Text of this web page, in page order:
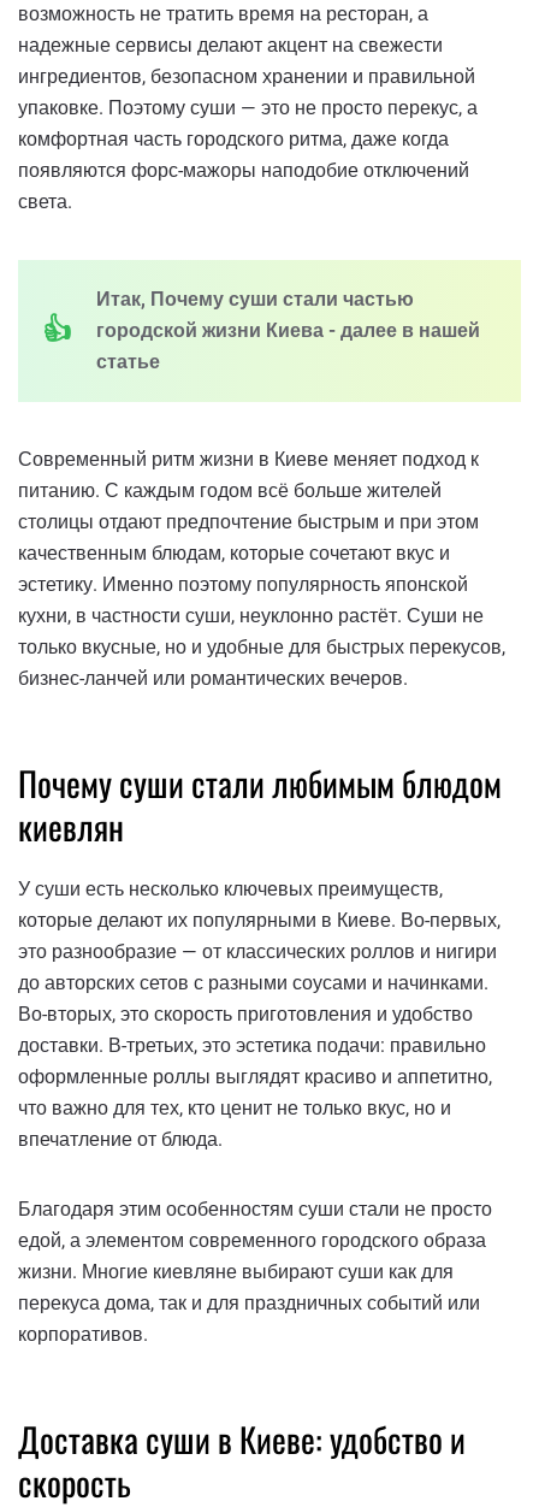
возможность не тратить время на ресторан, а
надежные сервисы делают акцент на свежести
ингредиентов, безопасном хранении и правильной
упаковке. Поэтому суши — это не просто перекус, а
комфортная часть городского ритма, даже когда
появляются форс-мажоры наподобие отключений
света.
Итак, Почему суши стали частью
городской жизни Киева - далее в нашей
статье
Современный ритм жизни в Киеве меняет подход к
питанию. С каждым годом всё больше жителей
столицы отдают предпочтение быстрым и при этом
качественным блюдам, которые сочетают вкус и
эстетику. Именно поэтому популярность японской
кухни, в частности суши, неуклонно растёт. Суши не
только вкусные, но и удобные для быстрых перекусов,
бизнес-ланчей или романтических вечеров.
Почему суши стали любимым блюдом
киевлян
У суши есть несколько ключевых преимуществ,
которые делают их популярными в Киеве. Во-первых,
это разнообразие — от классических роллов и нигири
до авторских сетов с разными соусами и начинками.
Во-вторых, это скорость приготовления и удобство
доставки. В-третьих, это эстетика подачи: правильно
оформленные роллы выглядят красиво и аппетитно,
что важно для тех, кто ценит не только вкус, но и
впечатление от блюда.
Благодаря этим особенностям суши стали не просто
едой, а элементом современного городского образа
жизни. Многие киевляне выбирают суши как для
перекуса дома, так и для праздничных событий или
корпоративов.
Доставка суши в Киеве: удобство и
скорость